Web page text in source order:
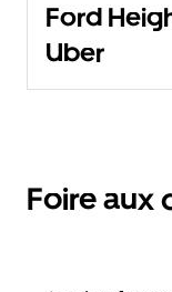
Ford
Uber
Foire aux